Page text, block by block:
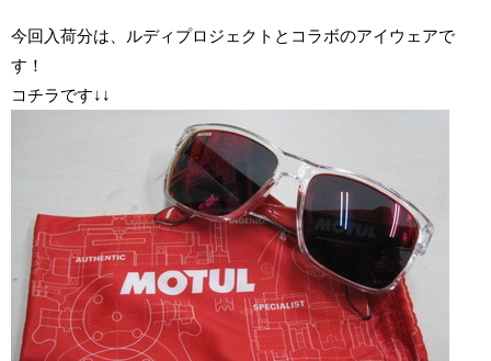
今回入荷分は、ルディプロジェクトとコラボのアイウェアで
す！
コチラです↓↓